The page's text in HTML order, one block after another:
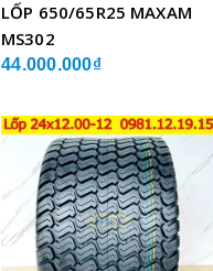
LỐP 650/65R25 MAXAM
MS302
44.000.000₫